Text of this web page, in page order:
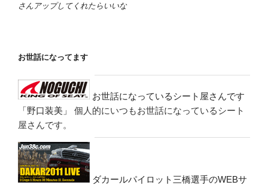
さんアップしてくれたらいいな
お世話になってます
お世話になっているシート屋さんです
「野口装美」
個人的にいつもお世話になっているシート
屋さんです。
ダカールパイロット三橋選手のWEBサ